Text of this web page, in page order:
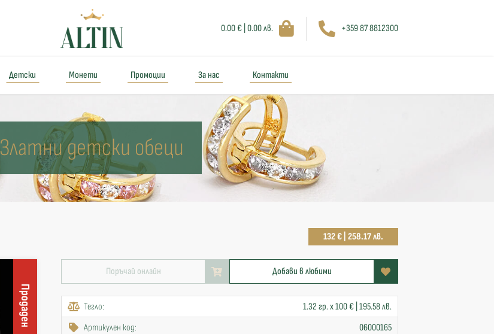
0.00 € | 0.00 лв. +359 87 8812300
Детски Монети Промоции За нас Контакти
Златни детски обеци
132 € | 258.17 лв.
Продаден
Поръчай онлайн Добави в любими
Тегло:
1.32 гр. x 100 € | 195.58 лв.
Артикулен код:
06000165